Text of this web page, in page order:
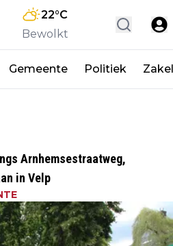
22°C
Bewolkt
Gemeente Politiek
Arnhemsestraatweg,
in Velp